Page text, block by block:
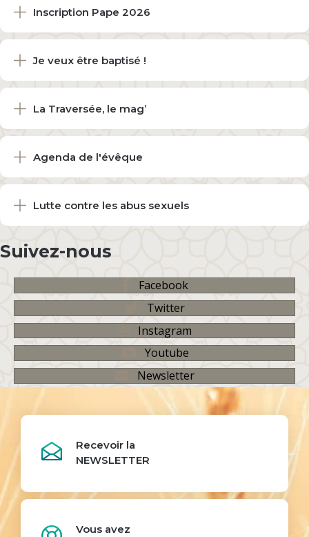
Inscription Pape 2026
Je veux être baptisé !
La Traversée, le mag’
Agenda de l'évêque
Lutte contre les abus sexuels
Suivez-nous
Facebook
Twitter
Instagram
Youtube
Newsletter
Recevoir la
NEWSLETTER
Vous avez